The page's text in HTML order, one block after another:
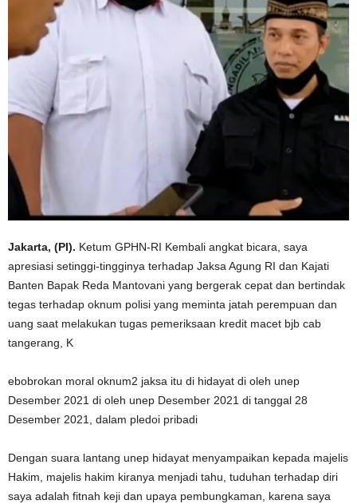
Jakarta, (PI). Ketum GPHN-RI Kembali angkat bicara, saya
apresiasi setinggi-tingginya terhadap Jaksa Agung RI dan Kajati
Banten Bapak Reda Mantovani yang bergerak cepat dan bertindak
tegas terhadap oknum polisi yang meminta jatah perempuan dan
uang saat melakukan tugas pemeriksaan kredit macet bjb cab
tangerang, K
ebobrokan moral oknum2 jaksa itu di hidayat di oleh unep
Desember 2021 di oleh unep Desember 2021 di tanggal 28
Desember 2021, dalam pledoi pribadi
Dengan suara lantang unep hidayat menyampaikan kepada majelis
Hakim, majelis hakim kiranya menjadi tahu, tuduhan terhadap diri
saya adalah fitnah keji dan upaya pembungkaman, karena saya